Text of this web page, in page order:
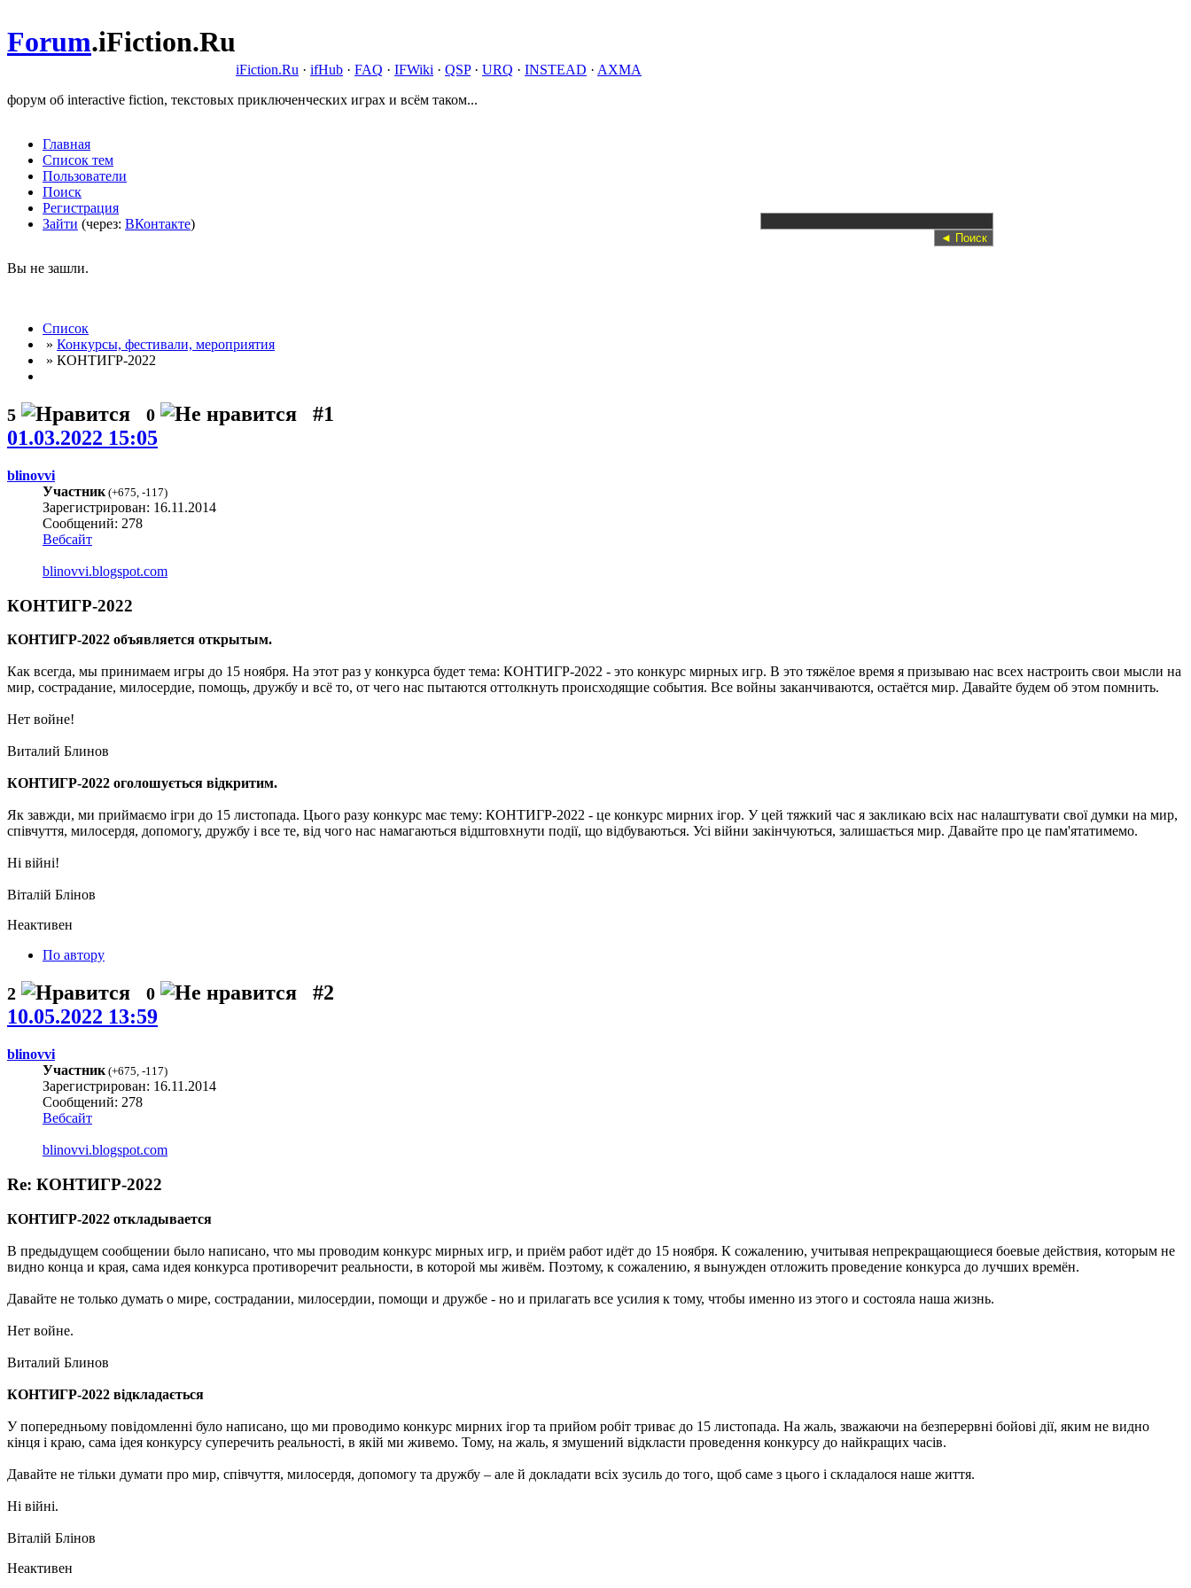
Forum.iFiction.Ru
iFiction.Ru · ifHub · FAQ · IFWiki · QSP· URQ · INSTEAD · AXMA
форум об interactive fiction, текстовых приключенческих играх и всём таком...
Главная
Список тем
Пользователи
Поиск
Регистрация
Зайти (через: ВКонтакте)
Вы не зашли.
Список
» Конкурсы, фестивали, мероприятия
» КОНТИГР-2022
5 0
#1
01.03.2022 15:05
blinovvi
Участник (+675 -117)
Зарегистрирован: 16.11.2014
Сообщений: 278
Вебсайт
blinovvi.blogspot.com
КОНТИГР-2022
КОНТИГР-2022 объявляется открытым.
Как всегда, мы принимаем игры до 15 ноября. На этот раз у конкурса будет тема: КОНТИГР-2022 - это конкурс мирных игр. В это тяжёлое время я призываю нас всех настроить свои мысли на
мир, сострадание, милосердие, помощь, дружбу и всё то, от чего нас пытаются оттолкнуть происходящие события. Все войны заканчиваются, остаётся мир. Давайте будем об этом помнить.
Нет войне!
Виталий Блинов
КОНТИГР-2022 оголошується відкритим.
Як завжди, ми приймаємо ігри до 15 листопада. Цього разу конкурс має тему: КОНТИГР-2022 - це конкурс мирних ігор. У цей тяжкий час я закликаю всіх нас налаштувати свої думки на мир,
співчуття, милосердя, допомогу, дружбу і все те, від чого нас намагаються відштовхнути події, що відбуваються. Усі війни закінчуються, залишається мир. Давайте про це пам'ятатимемо.
Ні війні!
Віталій Блінов
Неактивен
По автору
2 0
#2
10.05.2022 13:59
blinovvi
Участник(+675, -117)
Зарегистрирован: 16.11.2014
Сообщений: 278
Вебсайт
blinovvi.blogspot.com
Re: КОНТИГР-2022
КОНТИГР-2022 откладывается
В предыдущем сообщении было написано, что мы проводим конкурс мирных игр, и приём работ идёт до 15 ноября. К сожалению, учитывая непрекращающиеся боевые действия, которым не
видно конца и края, сама идея конкурса противоречит реальности, в которой мы живём. Поэтому, к сожалению, я вынужден отложить проведение конкурса до лучших времён.
Давайте не только думать о мире, сострадании, милосердии, помощи и дружбе - но и прилагать все усилия к тому, чтобы именно из этого и состояла наша жизнь.
Нет войне.
Виталий Блинов
КОНТИГР-2022 відкладається
У попередньому повідомленні було написано, що ми проводимо конкурс мирних ігор та прийом робіт триває до 15 листопада. На жаль, зважаючи на безперервні бойові дії, яким не видно
кінця і краю, сама ідея конкурсу суперечить реальності, в якій ми живемо. Тому, на жаль, я змушений відкласти проведення конкурсу до найкращих часів.
Давайте не тільки думати про мир, співчуття, милосердя, допомогу та дружбу – але й докладати всіх зусиль до того, щоб саме з цього і складалося наше життя.
Ні війні.
Віталій Блінов
Неактивен